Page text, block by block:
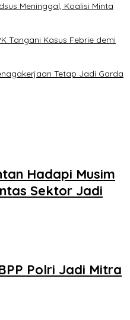
Meninggal, Koalisi Minta
Tangani Kasus Febrie demi
Tetap Jadi Garda
Hadapi Musim
Sektor Jadi
Polri Jadi Mitra